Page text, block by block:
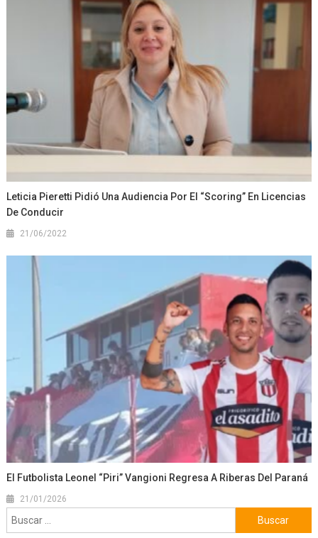
Leticia Pieretti Pidió Una Audiencia Por El “scoring” En Licencias
De Conducir
21/06/2022
El Futbolista Leonel “Piri” Vangioni Regresa A Riberas Del Paraná
21/01/2026
Buscar: